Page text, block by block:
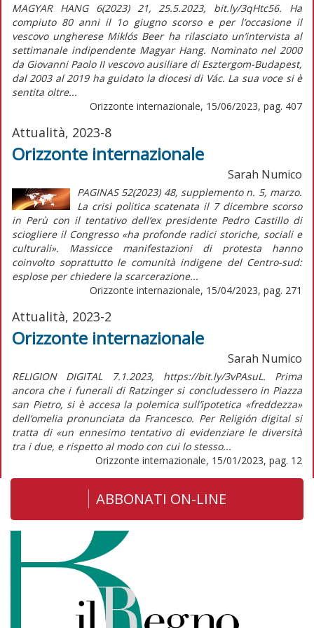
MAGYAR HANG 6(2023) 21, 25.5.2023, bit.ly/3qHtc56. Ha
compiuto 80 anni il 1o giugno scorso e per l’occasione il
vescovo ungherese Miklós Beer ha rilasciato un’intervista al
settimanale indipendente Magyar Hang. Nominato nel 2000
da Giovanni Paolo II vescovo ausiliare di Esztergom-Budapest,
dal 2003 al 2019 ha guidato la diocesi di Vác. La sua voce si è
sentita oltre...
Orizzonte internazionale, 15/06/2023, pag. 407
Attualità, 2023-8
Orizzonte internazionale
Sarah Numico
PAGINAS 52(2023) 48, supplemento n. 5, marzo.
La crisi politica scatenata il 7 dicembre scorso
in Perù con il tentativo dell’ex presidente Pedro Castillo di
sciogliere il Congresso «ha profonde radici storiche, sociali e
culturali». Massicce manifestazioni di protesta hanno
coinvolto soprattutto le comunità indigene del Centro-sud:
esplose per chiedere la scarcerazione...
Orizzonte internazionale, 15/04/2023, pag. 271
Attualità, 2023-2
Orizzonte internazionale
Sarah Numico
RELIGION DIGITAL 7.1.2023, https://bit.ly/3vPAsuL. Prima
ancora che i funerali di Ratzinger si concludessero in Piazza
san Pietro, si è accesa la polemica sull’ipotetica «freddezza»
dell’omelia pronunciata da Francesco. Per Religión digital si
tratta di «un ennesimo tentativo di evidenziare le diversità
tra i due, e rispetto al modo con cui lo stesso...
Orizzonte internazionale, 15/01/2023, pag. 12
ABBONATI ON-LINE